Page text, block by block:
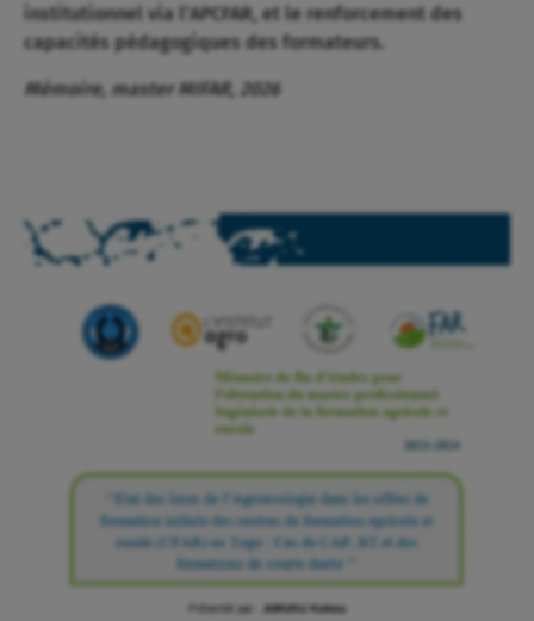
institutionnel via l’APCFAR, et le renforcement des
capacités pédagogiques des formateurs.
Mémoire, master MIFAR, 2026